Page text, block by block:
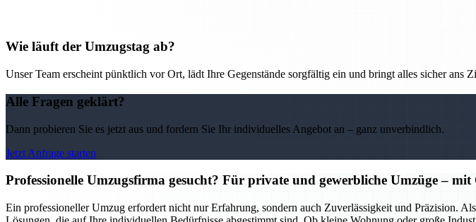
Wie läuft der Umzugstag ab?
Unser Team erscheint pünktlich vor Ort, lädt Ihre Gegenstände sorgfältig ein und bringt alles sicher ans
Alle Fragen geklärt?
Dann probieren Sie es jetzt aus und fordern Sie Ihr individuelles Angebot an – ganz unverbindlich.
Jetzt Anfrage starten
Professionelle Umzugsfirma gesucht? Für private und gewerbliche Umzüge –
Ein professioneller Umzug erfordert nicht nur Erfahrung, sondern auch Zuverlässigkeit und Präzision.